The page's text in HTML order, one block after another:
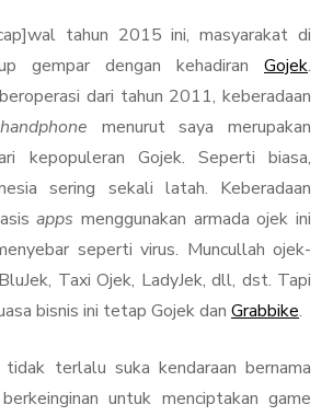
tahun 2015 ini, masyarakat di
gempar dengan kehadiran Gojek.
dari tahun 2011, keberadaan
handphone menurut saya merupakan
kepopuleran Gojek. Seperti biasa,
sering sekali latah. Keberadaan
apps menggunakan armada ojek ini
seperti virus. Muncullah ojek-
Taxi Ojek, LadyJek, dll, dst. Tapi
bisnis ini tetap Gojek dan Grabbike.
tidak terlalu suka kendaraan bernama
untuk menciptakan game